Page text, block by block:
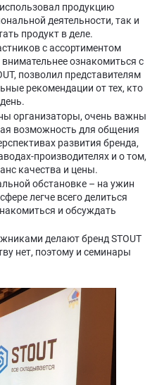
продукцию
деятельности, так и
продукт в деле.
с ассортиментом
ознакомиться с
позволил представителям
рекомендации от тех, кто
организаторы, очень важны
возможность для общения
развития бренда,
производителях и о том,
качества и цены.
обстановке – на ужин
легче всего делиться
и обсуждать
делают бренд STOUT
нет, поэтому и семинары